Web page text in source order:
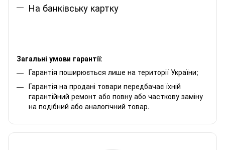
На банківську картку
Загальні умови гарантії:
Гарантія поширюється лише на території України;
Гарантія на продані товари передбачає їхній
гарантійний ремонт або повну або часткову заміну
на подібний або аналогічний товар.